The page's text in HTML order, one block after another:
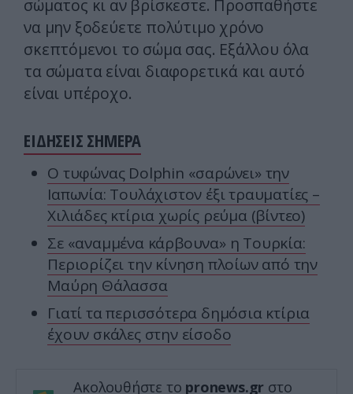
σώματος κι αν βρίσκεστε. Προσπαθήστε
να μην ξοδεύετε πολύτιμο χρόνο
σκεπτόμενοι το σώμα σας. Εξάλλου όλα
τα σώματα είναι διαφορετικά και αυτό
είναι υπέροχο.
ΕΙΔΗΣΕΙΣ ΣΗΜΕΡΑ
O τυφώνας Dolphin «σαρώνει» την
Ιαπωνία: Τουλάχιστον έξι τραυματίες –
Χιλιάδες κτίρια χωρίς ρεύμα (βίντεο)
Σε «αναμμένα κάρβουνα» η Τουρκία:
Περιορίζει την κίνηση πλοίων από την
Μαύρη Θάλασσα
Γιατί τα περισσότερα δημόσια κτίρια
έχουν σκάλες στην είσοδο
Ακολουθήστε το pronews.gr στο